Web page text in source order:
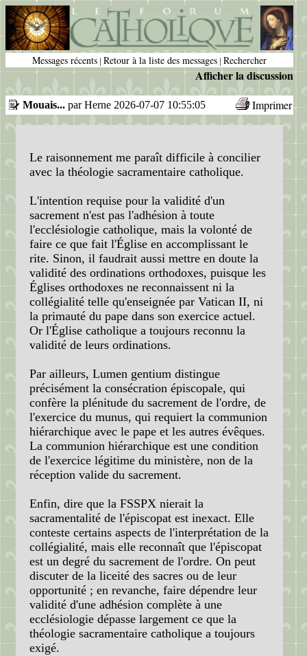
Messages récents | Retour à la liste des messages | Rechercher
Afficher la discussion
Mouais... par Herne 2026-07-07 10:55:05 Imprimer
Le raisonnement me paraît difficile à concilier
avec la théologie sacramentaire catholique.
L'intention requise pour la validité d'un
sacrement n'est pas l'adhésion à toute
l'ecclésiologie catholique, mais la volonté de
faire ce que fait l'Église en accomplissant le
rite. Sinon, il faudrait aussi mettre en doute la
validité des ordinations orthodoxes, puisque les
Églises orthodoxes ne reconnaissent ni la
collégialité telle qu'enseignée par Vatican II, ni
la primauté du pape dans son exercice actuel.
Or l'Église catholique a toujours reconnu la
validité de leurs ordinations.
Par ailleurs, Lumen gentium distingue
précisément la consécration épiscopale, qui
confère la plénitude du sacrement de l'ordre, de
l'exercice du munus, qui requiert la communion
hiérarchique avec le pape et les autres évêques.
La communion hiérarchique est une condition
de l'exercice légitime du ministère, non de la
réception valide du sacrement.
Enfin, dire que la FSSPX nierait la
sacramentalité de l'épiscopat est inexact. Elle
conteste certains aspects de l'interprétation de la
collégialité, mais elle reconnaît que l'épiscopat
est un degré du sacrement de l'ordre. On peut
discuter de la liceité des sacres ou de leur
opportunité ; en revanche, faire dépendre leur
validité d'une adhésion complète à une
ecclésiologie dépasse largement ce que la
théologie sacramentaire catholique a toujours
exigé.